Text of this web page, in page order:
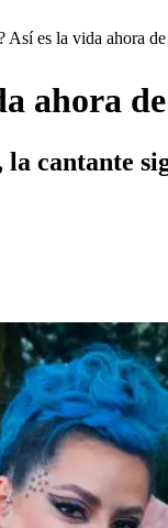
Así es la vida ahora
ahora
la cantante